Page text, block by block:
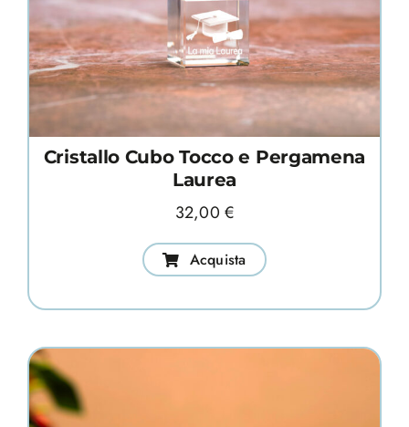
Cristallo Cubo Tocco e Pergamena
Laurea
32,00€
Acquista